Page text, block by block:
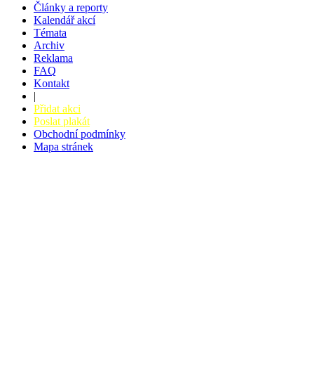
Články a reporty
Kalendář akcí
Témata
Archiv
Reklama
FAQ
Kontakt
|
Přidat akci
Poslat plakát
Obchodní podmínky
Mapa stránek